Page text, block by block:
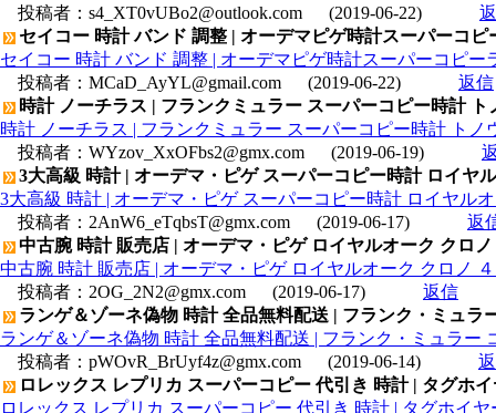
投稿者： s4_XT0vUBo2@outlook.com (2019-06-22)
セイコー 時計 バンド 調整 | オーデマピゲ時計スーパーコピ
セイコー 時計 バンド 調整 | オーデマピゲ時計スーパーコピー
投稿者： MCaD_AyYL@gmail.com (2019-06-22)
返信
時計 ノーチラス | フランクミュラー スーパーコピー時計
時計 ノーチラス | フランクミュラー スーパーコピー時計 ト
投稿者： WYzov_XxOFbs2@gmx.com (2019-06-19)
3大高級 時計 | オーデマ・ピゲ スーパーコピー時計 ロイヤ
3大高級 時計 | オーデマ・ピゲ スーパーコピー時計 ロイヤル
投稿者： 2AnW6_eTqbsT@gmx.com (2019-06-17)
返
中古腕 時計 販売店 | オーデマ・ピゲ ロイヤルオーク クロ
中古腕 時計 販売店 | オーデマ・ピゲ ロイヤルオーク クロノ
投稿者： 2OG_2N2@gmx.com (2019-06-17)
返信
ランゲ＆ゾーネ偽物 時計 全品無料配送 | フランク・ミュ
ランゲ＆ゾーネ偽物 時計 全品無料配送 | フランク・ミュラー
投稿者： pWOvR_BrUyf4z@gmx.com (2019-06-14)
ロレックス レプリカ スーパーコピー 代引き 時計 | タグホ
ロレックス レプリカ スーパーコピー 代引き 時計 | タグホイ